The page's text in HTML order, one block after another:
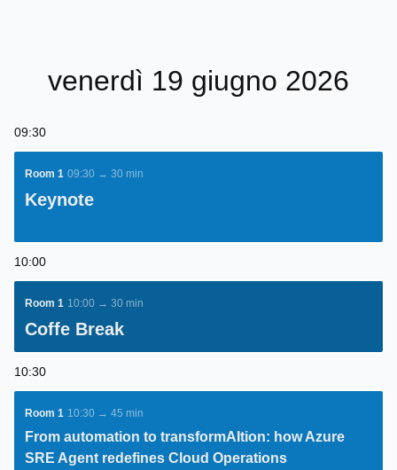
venerdì 19 giugno 2026
09:30
Room 1 09:30 → 30 min
Keynote
10:00
Room 1 10:00 → 30 min
Coffe Break
10:30
Room 1 10:30 → 45 min
From automation to transformAItion: how Azure
SRE Agent redefines Cloud Operations